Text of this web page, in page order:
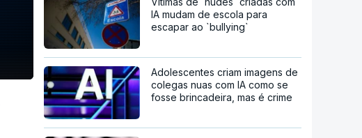
IA mudam de escola para
escapar ao `bullying`
Adolescentes criam imagens de
colegas nuas com IA como se
fosse brincadeira, mas é crime